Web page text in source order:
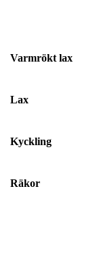
Varmrökt lax
Lax
Kyckling
Räkor